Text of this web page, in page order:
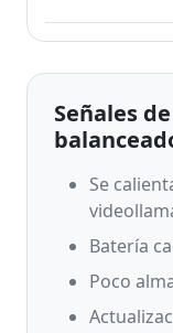
Señales
Se
Batería
Poco